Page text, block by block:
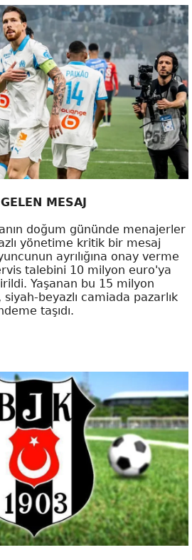
MESAJ
doğum gününde menajerler
yönetime kritik bir mesaj
ayrılığına onay verme
talebini 10 milyon euro'ya
Yaşanan bu 15 milyon
beyazlı camiada pazarlık
taşıdı.